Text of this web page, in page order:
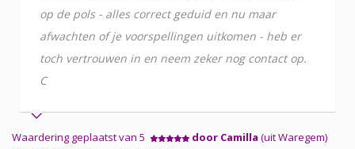
op de pols - alles correct geduid en nu maar
afwachten of je voorspellingen uitkomen - heb er
toch vertrouwen in en neem zeker nog contact op.
C
Waardering geplaatst van 5 door Camilla (uit Waregem)